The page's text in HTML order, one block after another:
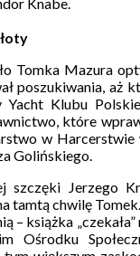
Tomka Mazura
poszukiwania, aż
Yacht Klubu
które
w
Golińskiego.
szczęki Jerzego
tamtą chwilę Tomek.
– książka
Ośrodku